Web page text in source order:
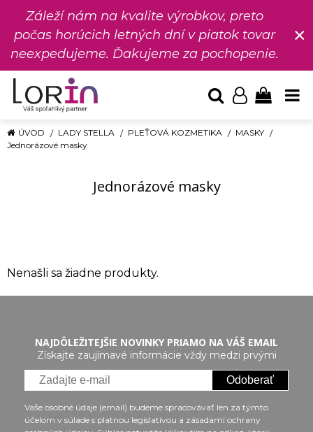
Záleží nám na kvalite výrobkov, preto
počas horúcich letných dní v piatok tovar
neexpedujeme. Ďakujeme za pochopenie.
×
ÚVOD LADY STELLA PLEŤOVÁ KOZMETIKA
MASKY
Jednorázové masky
Jednorázové masky
Nenašli sa žiadne produkty.
NAJDÔLEŽITEJŠIE NOVINKY PRIAMO NA VÁŠ EMAIL
Získajte zaujímavé informácie vždy medzi prvými
Odoberať
Vaše osobné údaje (email) budeme spracovávať len za týmto
účelom v súlade s platnou legislatívou a zásadami ochrany